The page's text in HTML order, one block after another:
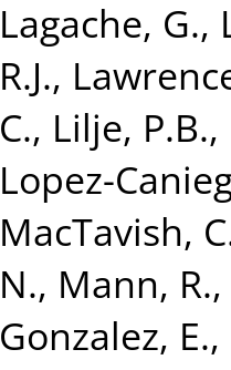
Lagache, G.,
R.J.,
C., Lilje, P.B.,
Lopez-
MacTavish,
N., Mann, R.,
Gonzalez, E.,